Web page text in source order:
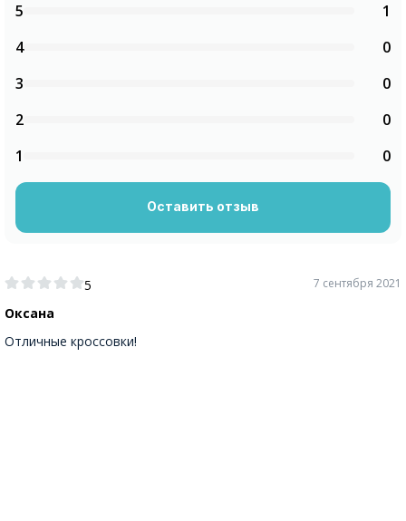
5
Оксана
7 сентября 2021
Отличные кроссовки!
5
1
4
0
3
0
2
0
1
0
Оставить отзыв